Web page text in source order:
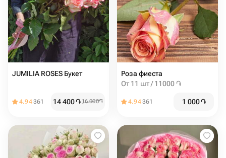
JUMILIA ROSES Букет
4.94361 14 400֏16 000֏
Роза фиеста
От 11 шт / 11000 ֏
4.94361 1 000֏